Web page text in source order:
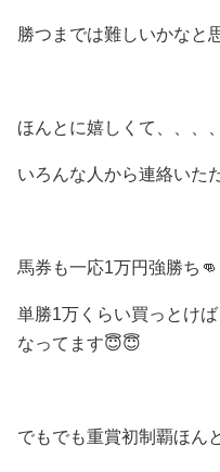
勝つまでは難しいかな
ほんとに嬉しくて、、、
いろんな人から連絡いた
馬券も一応1万円強勝ち
単勝1万くらい買っとけ
なってます😇😇
でもでも重賞初制覇ほん